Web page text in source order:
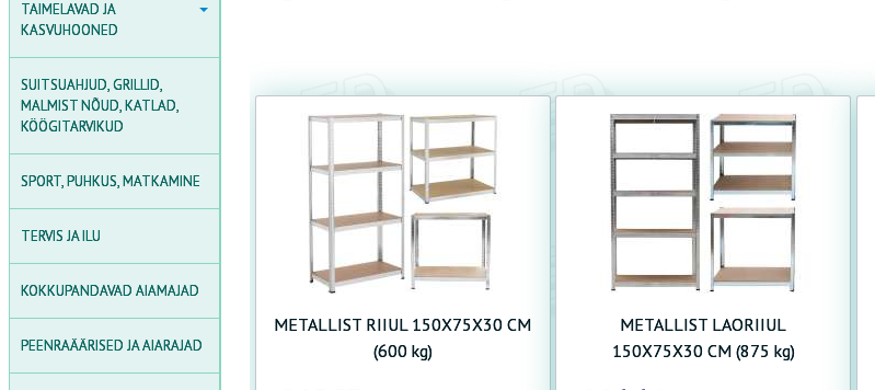
TAIMELAVAD JA
KASVUHOONED
POLÜKARBONAADIST
KASVUHOONED
KILEKASVUHOONED
AGROKILED JA KILED
MINIKASVUHOONED /
SUITSUAHJUD, GRILLID,
MALMIST NÕUD, KATLAD,
KÖÖGITARVIKUD
SPORT, PUHKUS, MATKAMINE
TERVIS JA ILU
KOKKUPANDAVAD AIAMAJAD
PEENRAÄÄRISED JA AIARAJAD
METALLIST RIIUL 150X75X30 CM
(600 kg)
METALLIST LAORIIUL
150X75X30 CM (875 kg)